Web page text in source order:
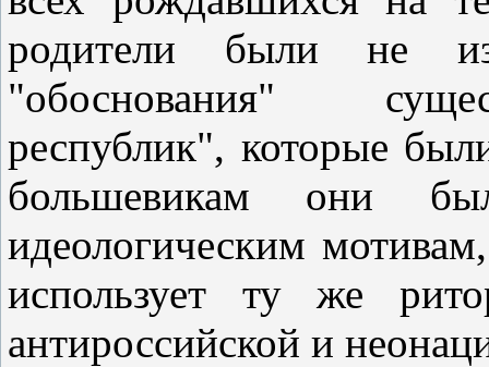
родители были не
"обоснования"
республик", которые
большевикам они
идеологическим
использует ту же
антироссийской и